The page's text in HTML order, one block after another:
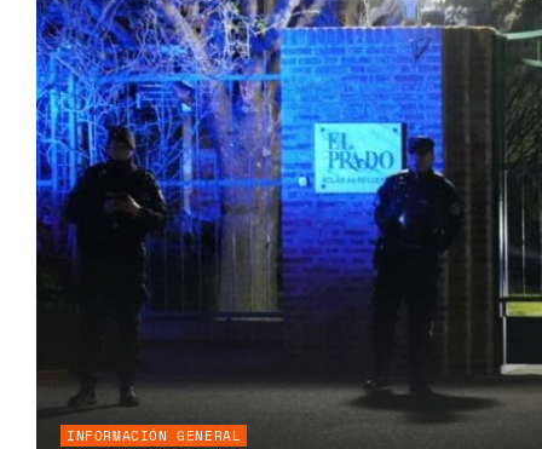
INFORMACIÓN GENERAL